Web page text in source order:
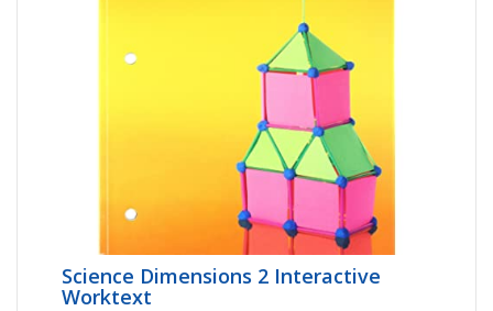
Science Dimensions 2 Interactive
Worktext